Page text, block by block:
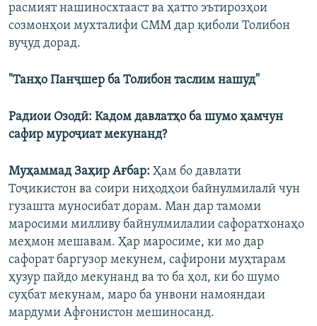
расмият нашиносхтааст ва ҳатто эътирозҳои
созмонҳои мухталифи СММ дар қиболи Толибон
вуҷуд дорад.
"Танҳо Панҷшер ба Толибон таслим нашуд"
Радиои Озодӣ: Кадом давлатҳо ба шумо ҳамчун
сафир муроҷиат мекунанд?
Муҳаммад Заҳир Ағбар: Ҳам бо давлати
Тоҷикистон ва соири ниҳодҳои байнулмилалӣ чун
гузашта муносибат дорам. Ман дар тамоми
маросими милливу байнулмилалии сафоратхонаҳо
меҳмон мешавам. Ҳар маросиме, ки мо дар
сафорат баргузор мекунем, сафирони муҳтарам
ҳузур пайдо мекунанд ва то ба ҳол, ки бо шумо
суҳбат мекунам, маро ба унвони намояндаи
мардуми Афғонистон мешиносанд.